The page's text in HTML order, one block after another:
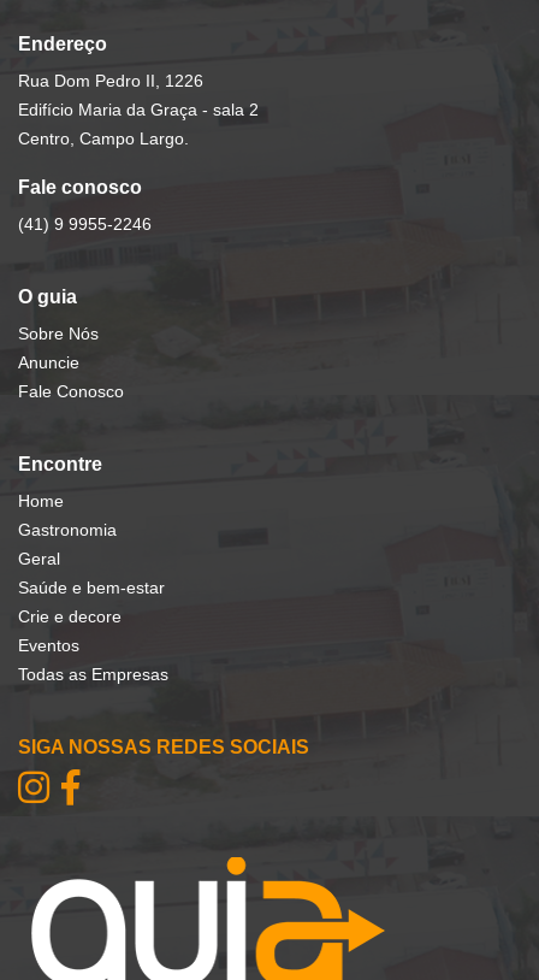
Endereço
Rua Dom Pedro II, 1226
Edifício Maria da Graça - sala 2
Centro, Campo Largo.
Fale conosco
(41) 9 9955-2246
O guia
Sobre Nós
Anuncie
Fale Conosco
Encontre
Home
Gastronomia
Geral
Saúde e bem-estar
Crie e decore
Eventos
Todas as Empresas
SIGA NOSSAS REDES SOCIAIS